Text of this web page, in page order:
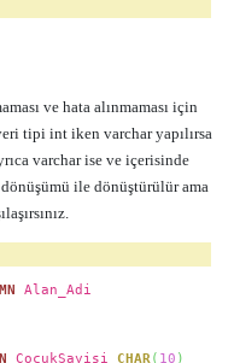
ve hata alınmaması için
tipi int iken varchar yapılırsa
varchar ise ve içerisinde
ile dönüştürülür ama
Alan_Adi
CocukSayisi CHAR ( 10 )